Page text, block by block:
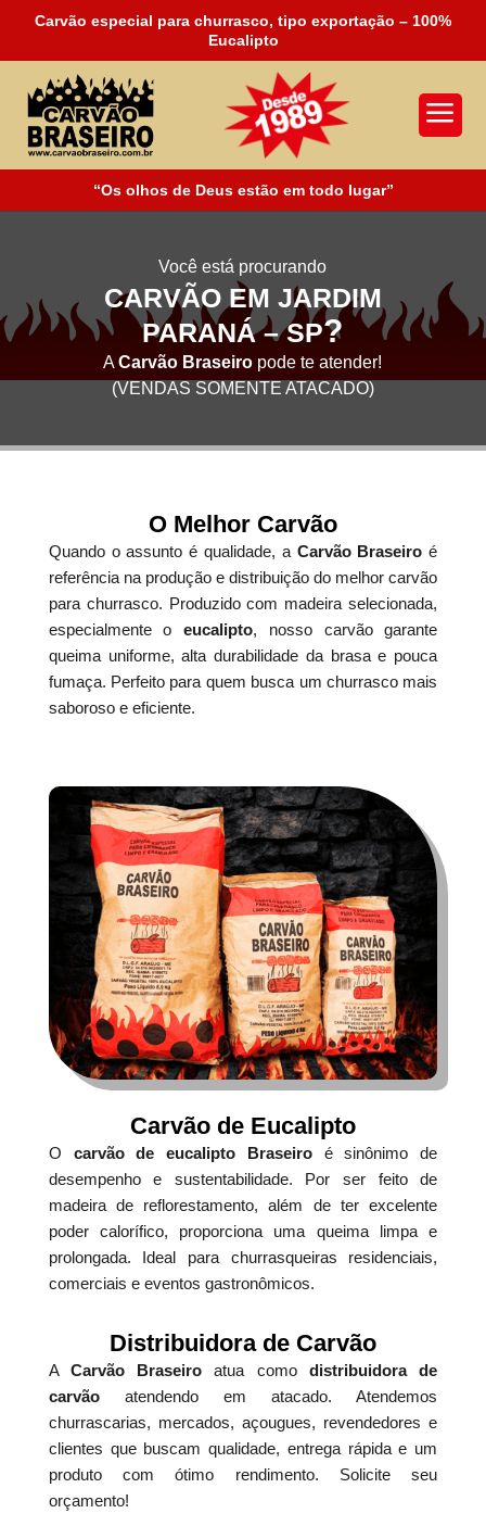
Carvão especial para churrasco, tipo exportação – 100%
Eucalipto
a
“Os olhos de Deus estão em todo lugar”
Você está procurando
CARVÃO EM JARDIM
PARANÁ – SP?
ACarvão Braseiro pode te atender!
(VENDAS SOMENTE ATACADO)
O Melhor Carvão
Quando o assunto é qualidade, a Carvão Braseiro é
referência na produção e distribuição do melhor carvão
para churrasco. Produzido com madeira selecionada,
especialmente oeucalipto, nosso carvão garante
queima uniforme, alta durabilidade da brasa e pouca
fumaça. Perfeito para quem busca um churrasco mais
saboroso e eficiente.
Carvão de Eucalipto
O carvão de eucalipto Braseiroé sinônimo de
desempenho e sustentabilidade. Por ser feito de
madeira de reflorestamento, além de ter excelente
poder calorífico, proporciona uma queima limpa e
prolongada. Ideal para churrasqueiras residenciais,
comerciais e eventos gastronômicos.
Distribuidora de Carvão
ACarvão Braseiro atua como distribuidora de
carvãoatendendo em atacado. Atendemos
churrascarias, mercados, açougues, revendedores e
clientes que buscam qualidade, entrega rápida e um
produto com ótimo rendimento. Solicite seu
orçamento!